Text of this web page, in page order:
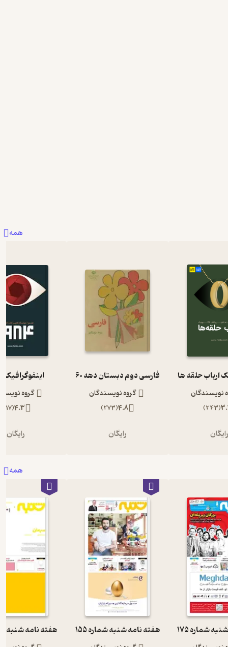
همه
ارباب حلقه ها
نویسندگان
(
243
)
رایگان
فارسی دوم دبستان دهه 60
گروه نویسندگان
4.8
(
273
)
رایگان
اینفوگرافیک 1984
گروه
4.3
(
117
رایگان
همه
شماره 175 هفته نامه شنبه شماره 155 هفته نامه شنبه